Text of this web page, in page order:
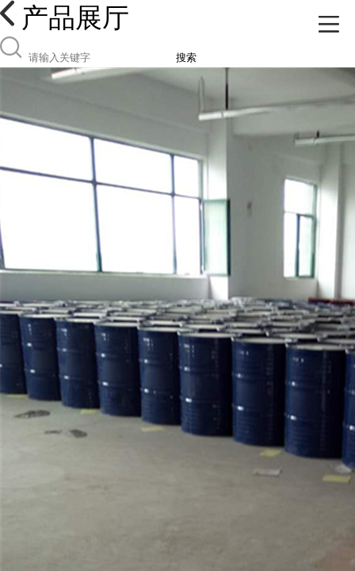
产品展厅
搜索